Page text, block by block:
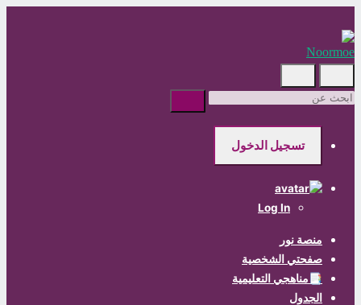
to
main
ابحث
تسجيل الدخول
Log In
منصة نور
صفحتي الشخصية
📑مناهجي التعليمية
الجدول